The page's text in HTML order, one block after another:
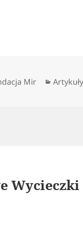
Mir Artykuły